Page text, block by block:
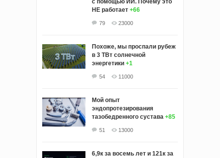
с помощью ИИ. Почему это
НЕ работает +66
79 23000
Похоже, мы проспали рубеж
в 3 ТВт солнечной
энергетики +1
54 11000
Мой опыт
эндопротезирования
тазобедренного сустава +85
51 13000
6,9к за восемь лет и 121к за